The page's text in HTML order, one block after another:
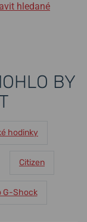
hledané
BY
hodinky
Citizen
G-Shock